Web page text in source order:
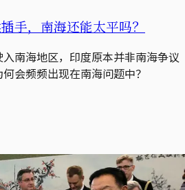
手，南海还能太平吗？
南海地区，印度原本并非南海争议
会频频出现在南海问题中？